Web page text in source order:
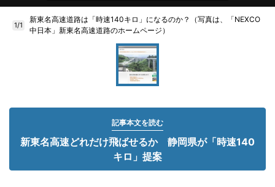
1/1
新東名高速道路は「時速140キロ」になるのか？（写真は、「NEXCO
中日本」新東名高速道路のホームページ）
記事本文を読む
新東名高速どれだけ飛ばせるか 静岡県が「時速140
キロ」提案